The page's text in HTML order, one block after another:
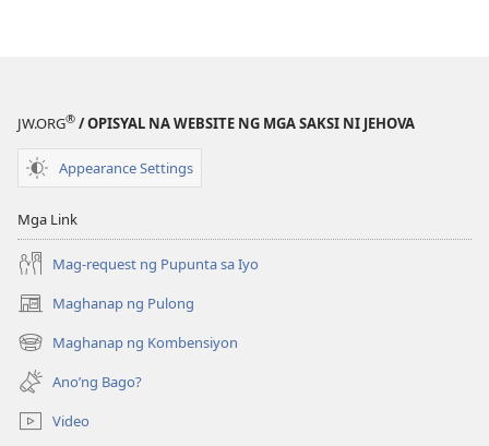
JW.ORG® / OPISYAL NA WEBSITE NG MGA SAKSI NI JEHOVA
Appearance Settings
Mga Link
Mag-request ng Pupunta sa Iyo
Maghanap ng Pulong
(may
bubukas
na
bagong
window)
Maghanap ng Kombensiyon
(may
bubukas
na
bagong
window)
Ano’ng Bago?
Video